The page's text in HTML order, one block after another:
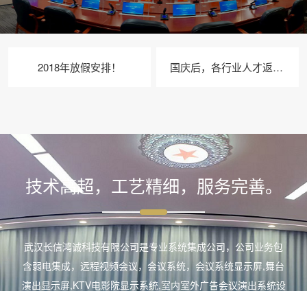
2018年放假安排！ 国庆后，各行业人才返程，我公司8号正式上班。
技术高超，工艺精细，服务完善。
武汉长信鸿诚科技有限公司是专业系统集成公司，公司业务包
含弱电集成，远程视频会议，会议系统，会议系统显示屏,舞台
演出显示屏,KTV电影院显示系统,室内室外广告会议演出系统设